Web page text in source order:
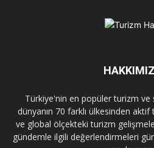
Türkiye'nin en popüler turizm
dünyanın 70 farklı ülkesinden
ve global ölçekteki turizm
gündemle ilgili değerlendirmeleri